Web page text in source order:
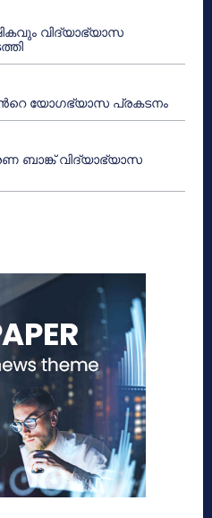
വിദ്യാഭ്യാസ
യോഗഭ്യാസ പ്രകടനം
ബാങ്ക് വിദ്യാഭ്യാസ